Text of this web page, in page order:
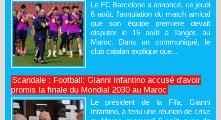
Le FC Barcelone a annoncé, ce jeudi
6 août, l'annulation du match amical
que son équipe première devait
disputer le 15 août à Tanger, au
Maroc. Dans un communiqué, le
club catalan explique que...
Scandale : Football: Gianni Infantino accusé d'avoir
promis la finale du Mondial 2030 au Maroc
Le président de la Fifa, Gianni
Infantino, a tenu une réunion de crise